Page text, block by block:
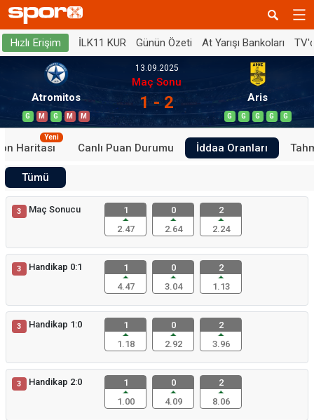
Hızlı Erişim İLK11 KUR Günün Özeti At Yarışı Bankoları
Atromitos
G M G M M
13.09.2025
Maç Sonu
1 - 2 Aris
G G G G G
Haritası
Yeni
Canlı Puan Durumu İddaa Oranları
Tümü
3 Maç Sonucu
1
2.47
0
2.64
2
2.24
3 Handikap 0:1
1
4.47
0
3.04
2
1.13
3 Handikap 1:0
1
1.18
0
2.92
2
3.96
3 Handikap 2:0
1
1.00
0
4.09
2
8.06